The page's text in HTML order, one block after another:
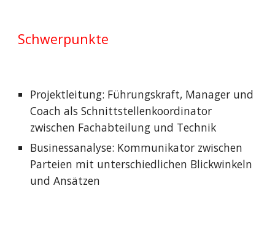
Schwerpunkte
Projektleitung: Führungskraft, Manager und
Coach als Schnittstellenkoordinator
zwischen Fachabteilung und Technik
Businessanalyse: Kommunikator zwischen
Parteien mit unterschiedlichen Blickwinkeln
und Ansätzen